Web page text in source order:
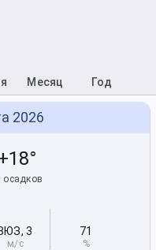
Месяц Год
2026
осадков
, 3
м/с
71
%